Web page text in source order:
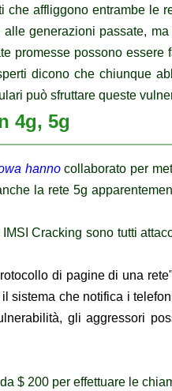
che affliggono entrambe le
generazioni passate,
promesse possono essere
dicono che chiunque
può sfruttare queste
4g, 5g
hannocollaborato per
la rete 5g
Cracking sono tutti
di pagine di una
sistema che notifica i
gli aggressori
$ 200 per effettuare le